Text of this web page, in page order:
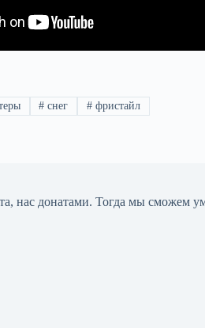
# снег # фристайл
нас донатами. Тогда мы сможем